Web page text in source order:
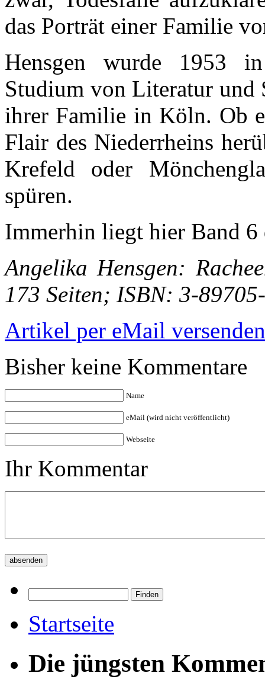
das Porträt einer Familie
Hensgen wurde 1953
Studium von Literatur und
ihrer Familie in Köln. Ob
Flair des Niederrheins
Krefeld oder
spüren.
Immerhin liegt hier Band
Angelika Hensgen:
173 Seiten; ISBN: 3-
Artikel per eMail versenden
Bisher keine Kommentare
Name
eMail (wird nicht veröffentlicht)
Webseite
Ihr Kommentar
Startseite
Die jüngsten